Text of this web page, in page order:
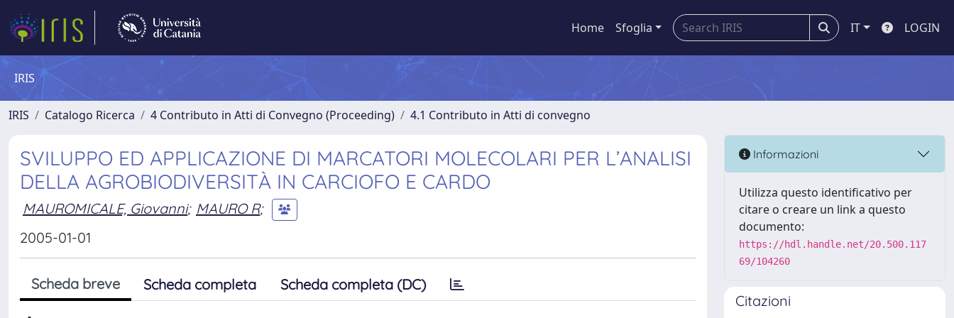
Home Sfoglia IT LOGIN
IRIS
IRIS Catalogo Ricerca 4 Contributo in Atti di Convegno (Proceeding) 4.1 Contributo in Atti di convegno
SVILUPPO ED APPLICAZIONE DI MARCATORI MOLECOLARI PER L’ANALISI
DELLA AGROBIODIVERSITÀ IN CARCIOFO E CARDO
MAUROMICALE, Giovanni; MAURO R;
2005-01-01
Scheda breve Scheda completa Scheda completa (DC)
Informazioni
Utilizza questo identificativo per
citare o creare un link a questo
documento:
https://hdl.handle.net/20.500.117
69/104260
Citazioni